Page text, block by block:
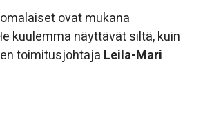
ovat mukana
kuulemma näyttävät siltä, kuin
toimitusjohtaja Leila-Mari